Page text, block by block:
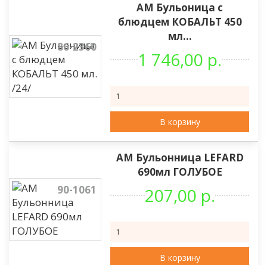
86-2360
АМ Бульоница с
блюдцем КОБАЛЬТ 450
мл...
1 746,00 р.
В корзину
90-1061
АМ Бульонница LEFARD
690мл ГОЛУБОЕ
207,00 р.
В корзину